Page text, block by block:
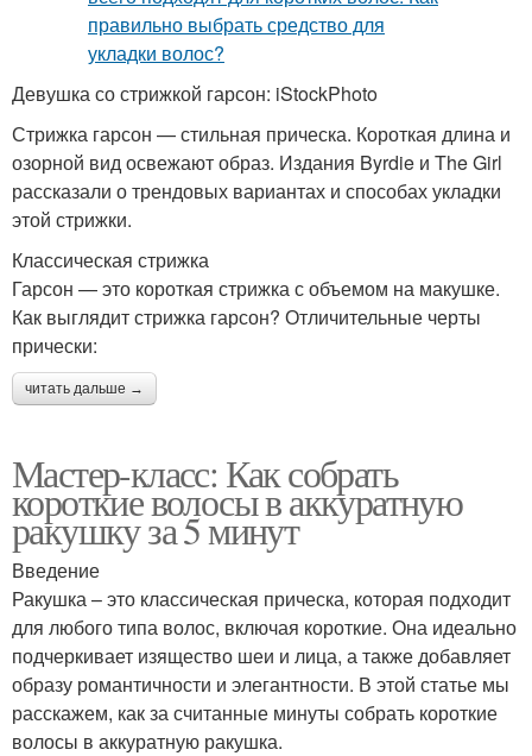
Девушка со стрижкой гарсон: iStockPhoto
Стрижка гарсон — стильная прическа. Короткая длина и
озорной вид освежают образ. Издания Byrdie и The Girl
рассказали о трендовых вариантах и способах укладки
этой стрижки.
Классическая стрижка
Гарсон — это короткая стрижка с объемом на макушке.
Как выглядит стрижка гарсон? Отличительные черты
прически:
читать дальше →
Мастер-класс: Как собрать
короткие волосы в аккуратную
ракушку за 5 минут
Введение
Ракушка – это классическая прическа, которая подходит
для любого типа волос, включая короткие. Она идеально
подчеркивает изящество шеи и лица, а также добавляет
образу романтичности и элегантности. В этой статье мы
расскажем, как за считанные минуты собрать короткие
волосы в аккуратную ракушка.